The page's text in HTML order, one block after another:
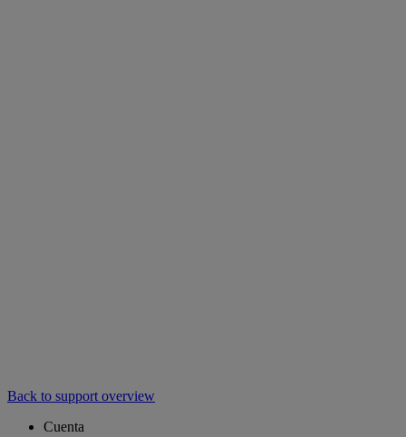
Back to support overview
Cuenta